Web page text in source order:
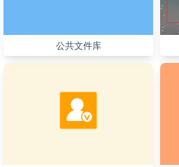
公共文件库